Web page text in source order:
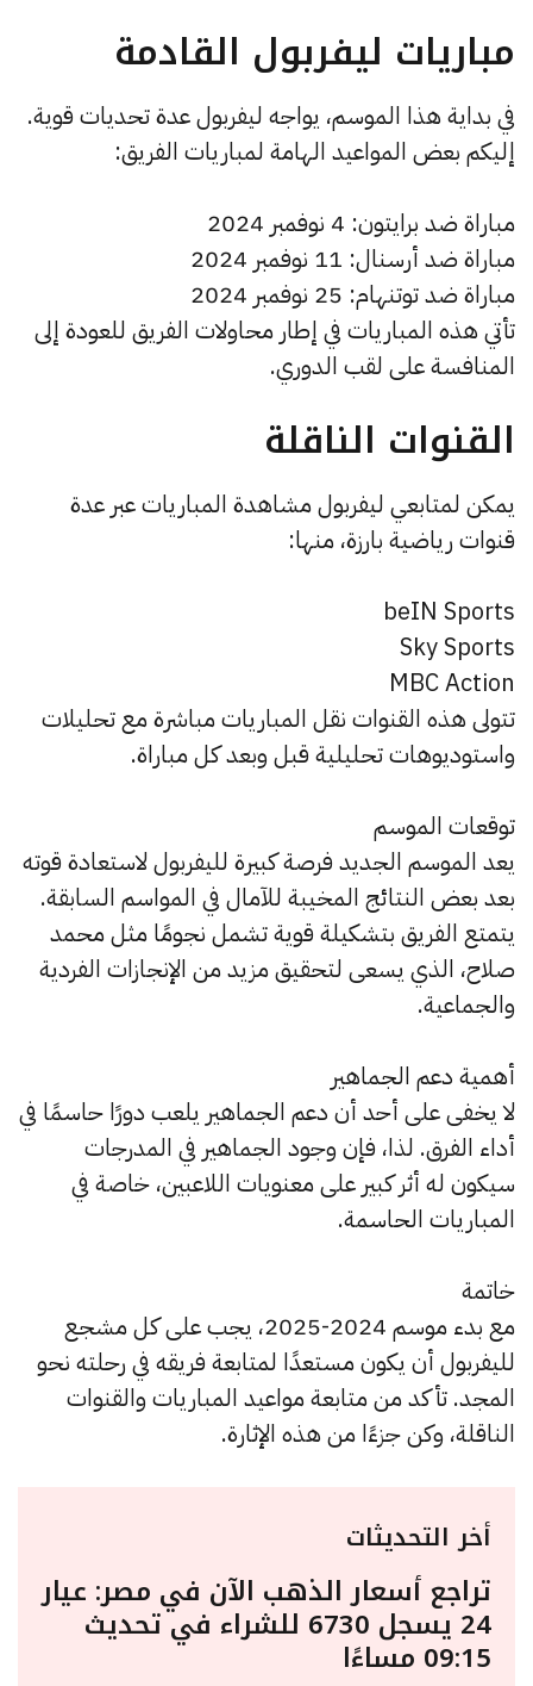
مباريات ليفربول القادمة
في بداية هذا الموسم، يواجه ليفربول عدة تحديات قوية.
إليكم بعض المواعيد الهامة لمباريات الفريق:
مباراة ضد برايتون: 4 نوفمبر 2024
مباراة ضد أرسنال: 11 نوفمبر 2024
مباراة ضد توتنهام: 25 نوفمبر 2024
تأتي هذه المباريات في إطار محاولات الفريق للعودة إلى
المنافسة على لقب الدوري.
القنوات الناقلة
يمكن لمتابعي ليفربول مشاهدة المباريات عبر عدة
قنوات رياضية بارزة، منها:
beIN Sports
Sky Sports
MBC Action
تتولى هذه القنوات نقل المباريات مباشرة مع تحليلات
واستوديوهات تحليلية قبل وبعد كل مباراة.
توقعات الموسم
يعد الموسم الجديد فرصة كبيرة لليفربول لاستعادة قوته
بعد بعض النتائج المخيبة للآمال في المواسم السابقة.
يتمتع الفريق بتشكيلة قوية تشمل نجومًا مثل محمد
صلاح، الذي يسعى لتحقيق مزيد من الإنجازات الفردية
والجماعية.
أهمية دعم الجماهير
لا يخفى على أحد أن دعم الجماهير يلعب دورًا حاسمًا في
أداء الفرق. لذا، فإن وجود الجماهير في المدرجات
سيكون له أثر كبير على معنويات اللاعبين، خاصة في
المباريات الحاسمة.
خاتمة
مع بدء موسم 2024-2025، يجب على كل مشجع
لليفربول أن يكون مستعدًا لمتابعة فريقه في رحلته نحو
المجد. تأكد من متابعة مواعيد المباريات والقنوات
الناقلة، وكن جزءًا من هذه الإثارة.
أخر التحديثات
تراجع أسعار الذهب الآن في مصر: عيار
24 يسجل 6730 للشراء في تحديث
09:15 مساءًا